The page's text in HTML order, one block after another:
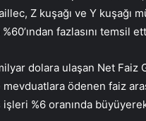
Z kuşağı ve Y kuşağı
fazlasını temsil
dolara ulaşan Net Faiz
ödenen faiz
işleri %6 oranında